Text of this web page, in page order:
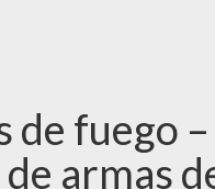
de fuego –
armas